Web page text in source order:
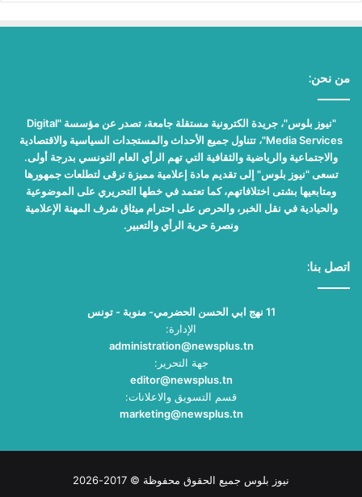
من نحن:
"نيوز بلوس"، جريدة الكترونية مستقلة جامعة، تصدر عن مؤسسة "Digital
Media Services"، تتناول جميع الأحداث والمستجدات السياسية والاقتصادية
والاجتماعية والرياضية والثقافية التي تهم الرأي العام التونسي بدرجة أولى.
تسعى "نيوز بلوس" إلى تقديم مادة إعلامية مميزة ترقى لتطلعات جمهورها
ومتابعيها بشتى اختلافاتهم، كما تعتمد في خطها التحريري على الموضوعية
والحيادية في نقل الخبر، والحرص على احترام ميثاق شرف المهنة الإعلامية
ونصرة حرية الرأي والتعبير.
اتصل بنا:
11 نهج ابي الحسن الحضرمي- منوبة - تونس
الإدارة:
administration@newsplus.tn
جهة التحرير:
editor@newsplus.tn
قسم التسويق والاعلانات:
marketing@newsplus.tn
نيوز بلوس جميع الحقوق محفوظة © 2017-2026